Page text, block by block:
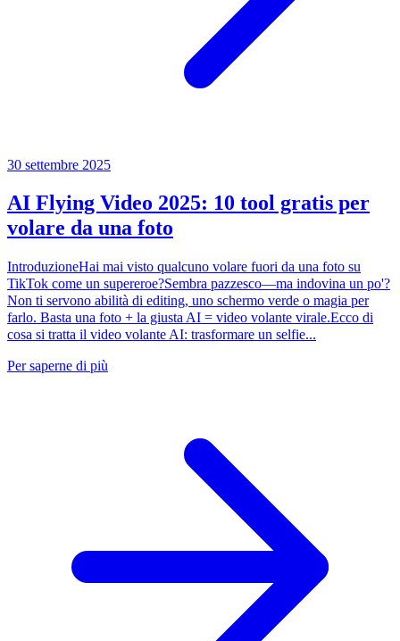
30 settembre 2025
AI Flying Video 2025: 10 tool gratis per
volare da una foto
IntroduzioneHai mai visto qualcuno volare fuori da una foto su
TikTok come un supereroe?Sembra pazzesco—ma indovina un po'?
Non ti servono abilità di editing, uno schermo verde o magia per
farlo. Basta una foto + la giusta AI = video volante virale.Ecco di
cosa si tratta il video volante AI: trasformare un selfie...
Per saperne di più